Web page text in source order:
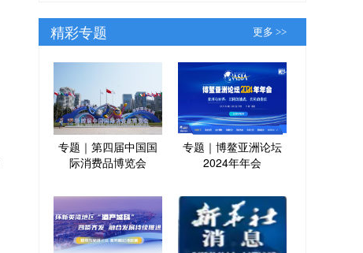
精彩专题 更多 >>
专题｜第四届中国国
际消费品博览会
专题｜博鳌亚洲论坛
2024年年会